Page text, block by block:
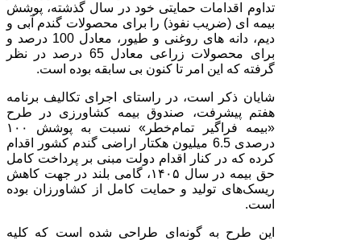
تداوم اقدامات حمایتی خود در سال گذشته، پوشش
بیمه ای (ضریب نفوذ) را برای محصولات گندم آبی و
دیم، دانه های روغنی و طیور، معادل 100 درصد و
برای محصولات زراعی معادل 65 درصد در نظر
گرفته که این امر تا کنون بی سابقه بوده است.
شایان ذکر است، در راستای اجرای تکالیف برنامه
هفتم پیشرفت، صندوق بیمه کشاورزی در طرح
«بیمه فراگیر تمام‌خطر» نسبت به پوشش ۱۰۰
درصدی 6.5 میلیون هکتار اراضی گندم کشور اقدام
کرده که در کنار اقدام دولت مبنی بر پرداخت کامل
حق بیمه در سال ۱۴۰۵، گامی بلند در جهت کاهش
ریسک‌های تولید و حمایت کامل از کشاورزان بوده
است.
این طرح به گونه‌ای طراحی شده است که کلیه